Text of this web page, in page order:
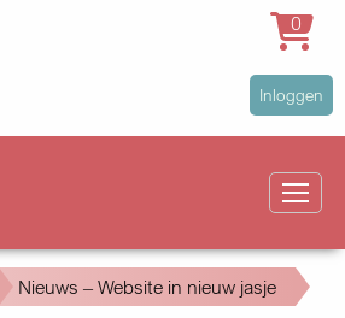
User
account
Inloggen
0
Nieuws – Website in nieuw jasje